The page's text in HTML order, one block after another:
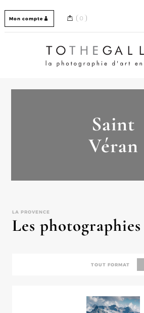
Mon compte 0
Home / Accueil
Saint
Véran
LA PROVENCE
Les photographies
TOUT FORMAT